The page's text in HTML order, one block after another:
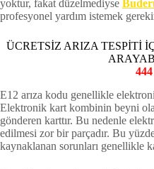
yoktur, fakat düzelmediyse
profesyonel yardım istemek
ÜCRETSİZ ARIZA TESPİTİ
E12 arıza kodu genellikle
Elektronik kart kombinin beyni
gönderen karttır. Bu nedenle
edilmesi zor bir parçadır. Bu
kaynaklanan sorunları genellikle